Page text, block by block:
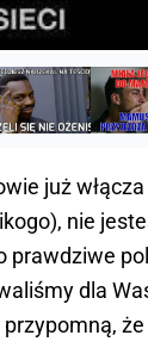
już
nie
dla